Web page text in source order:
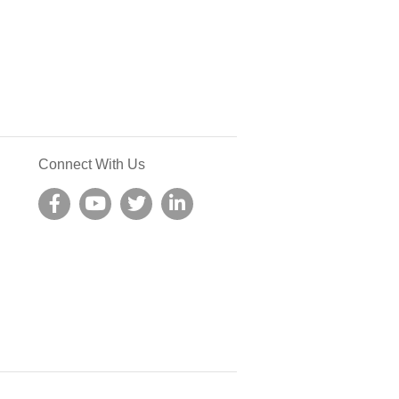
Connect With Us